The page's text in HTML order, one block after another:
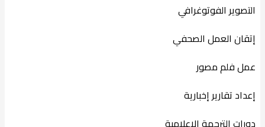
التصوير الفوتوغرافي
إتقان العمل الصحفي
عمل فلم مصور
إعداد تقارير إخبارية
دورات الترجمة الإعلامية